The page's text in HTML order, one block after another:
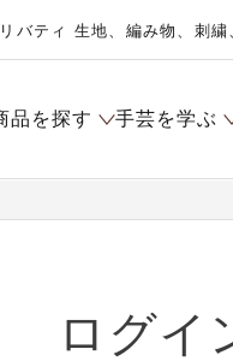
バティ 生地、編み物、刺繍
品を探す 手芸を学ぶ
ログイ